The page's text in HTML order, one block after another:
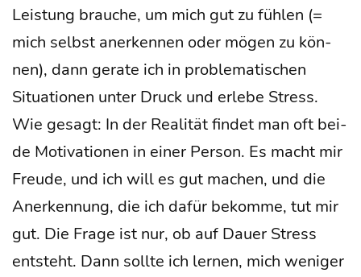
Leis­tung brau­che, um mich gut zu füh­len (=
mich selbst aner­ken­nen oder mögen zu kön­
nen), dann gera­te ich in pro­ble­ma­ti­schen
Situa­tio­nen unter Druck und erle­be Stress.
Wie gesagt: In der Rea­li­tät fin­det man oft bei­
de Moti­va­tio­nen in einer Per­son. Es macht mir
Freu­de, und ich will es gut machen, und die
Aner­ken­nung, die ich dafür bekom­me, tut mir
gut. Die Fra­ge ist nur, ob auf Dau­er Stress
ent­steht. Dann soll­te ich ler­nen, mich weni­ger